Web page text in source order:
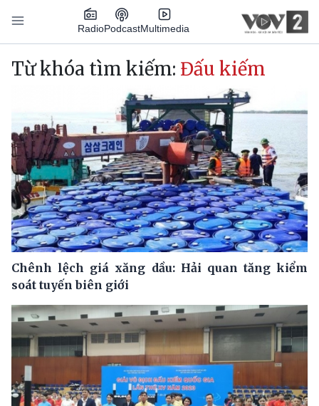
Nhảy đến nội dung
RadioPodcastMultimedia
Main navigation
Từ khóa tìm kiếm: Đấu kiếm
Chênh lệch giá xăng dầu: Hải quan tăng kiểm
soát tuyến biên giới